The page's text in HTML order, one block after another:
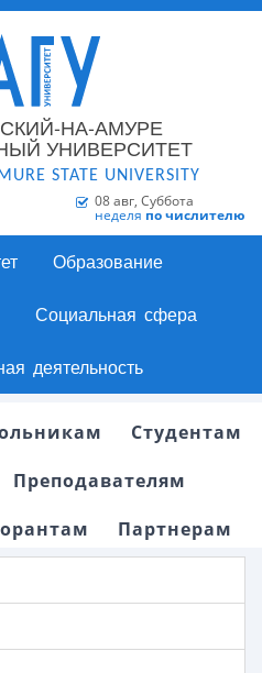
НА-АМУРЕ
УНИВЕРСИТЕТ
STATE UNIVERSITY
08 авг, Суббота
неделя по числителю
Образование
Социальная сфера
деятельность
Студентам
Преподавателям
Партнерам